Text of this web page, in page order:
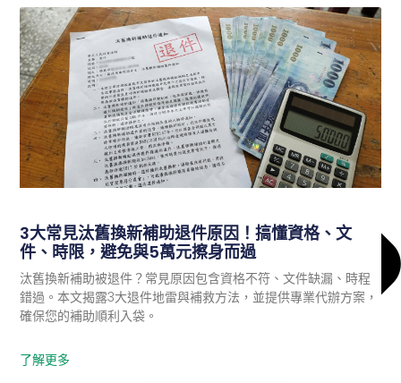
環保快訊
3大常見汰舊換新補助退件原因！搞懂資格、文
件、時限，避免與5萬元擦身而過
汰舊換新補助被退件？常見原因包含資格不符、文件缺漏、時程
錯過。本文揭露3大退件地雷與補救方法，並提供專業代辦方案，
確保您的補助順利入袋。
了解更多